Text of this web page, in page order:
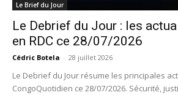
Le Brief du Jour
Le Debrief du Jour : les
en RDC ce 28/07/2026
Cédric Botela - 28 juillet 2026
Le Debrief du Jour résume les principales
CongoQuotidien ce 28/07/2026. Sécurité,